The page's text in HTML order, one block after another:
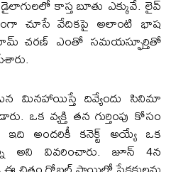
కాస్త బూతు ఎక్కువే. లైవ్
చూసే వేదికపై అలాంటి భాష
చరణ్ ఎంతో సమయస్ఫూర్తితో
మినహాయిస్తే దివ్యేందు సినిమా
ఒక వ్యక్తి తన గుర్తింపు కోసం
అందరికీ కనెక్ట్ అయ్యే ఒక
అని వివరించారు. జూన్ 4న